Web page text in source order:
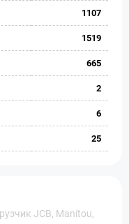
1107
1519
665
2
6
25
JCB, Manitou,